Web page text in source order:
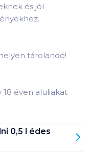
és jól
tárolandó!
éven aluliakat
0,5 l édes